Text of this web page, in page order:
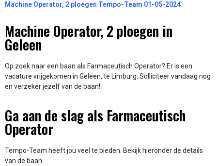
Machine Operator, 2 ploegen Tempo-Team 01-05-2024
Machine Operator, 2 ploegen in
Geleen
Op zoek naar een baan als Farmaceutisch Operator? Er is een
vacature vrijgekomen in Geleen, te Limburg. Solliciteer vandaag nog
en verzeker jezelf van de baan!
Ga aan de slag als Farmaceutisch
Operator
Tempo-Team heeft jou veel te bieden. Bekijk hieronder de details
van de baan